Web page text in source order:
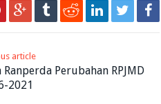
article
Perubahan RPJMD
2021